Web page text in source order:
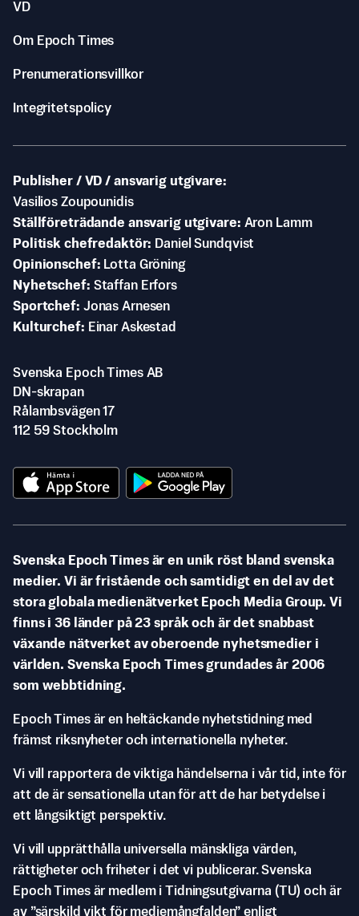
VD
Om Epoch Times
Prenumerationsvillkor
Integritetspolicy
Publisher / VD / ansvarig utgivare
Vasilios Zoupounidis
Ställföreträdande ansvarig utgivare Aron Lamm
Politisk chefredaktör
Daniel Sundqvist
Opinionschef
Lotta Gröning
Nyhetschef Staffan Erfors
Sportchef Jonas Arnesen
Kulturchef
Einar Askestad
Svenska Epoch Times AB
DN-skrapan
Rålambsvägen 17
112 59 Stockholm
Svenska Epoch Times är en unik röst bland svenska
medier. Vi är fristående och samtidigt en del av det
stora globala medienätverket Epoch Media Group. Vi
finns i 36 länder på 23 språk och är det snabbast
växande nätverket av oberoende nyhetsmedier i
världen. Svenska Epoch Times grundades år 2006
som webbtidning.
Epoch Times är en heltäckande nyhetstidning med
främst riksnyheter och internationella nyheter.
Vi vill rapportera de viktiga händelserna i vår tid, inte för
att de är sensationella utan för att de har betydelse i
ett långsiktigt perspektiv.
Vi vill upprätthålla universella mänskliga värden,
rättigheter och friheter i det vi publicerar. Svenska
Epoch Times är medlem i Tidningsutgivarna (TU) och är
av ”särskild vikt för mediemångfalden” enligt